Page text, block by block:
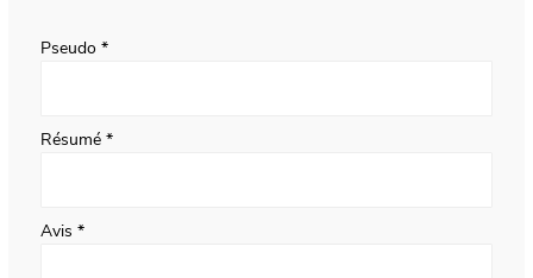
Pseudo
Résumé
Avis